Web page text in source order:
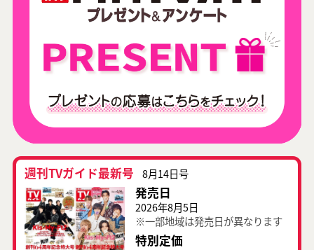
週刊TVガイド最新号 8月14日号
発売日
2026年8月5日
※一部地域は発売日が異なります
特別定価